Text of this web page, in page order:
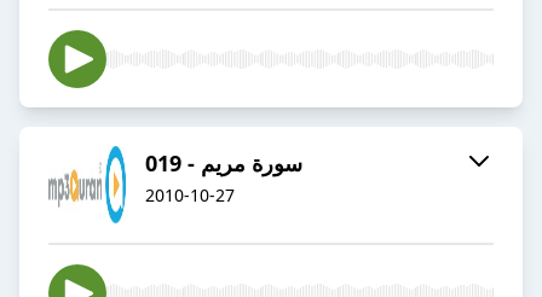
019 - سورة مريم
2010-10-27